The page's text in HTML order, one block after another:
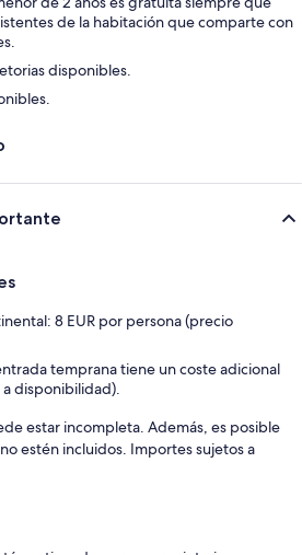
de la habitación que comparte con
disponibles.
8 EUR por persona (precio
temprana tiene un coste adicional
disponibilidad).
estar incompleta. Además, es posible
estén incluidos. Importes sujetos a